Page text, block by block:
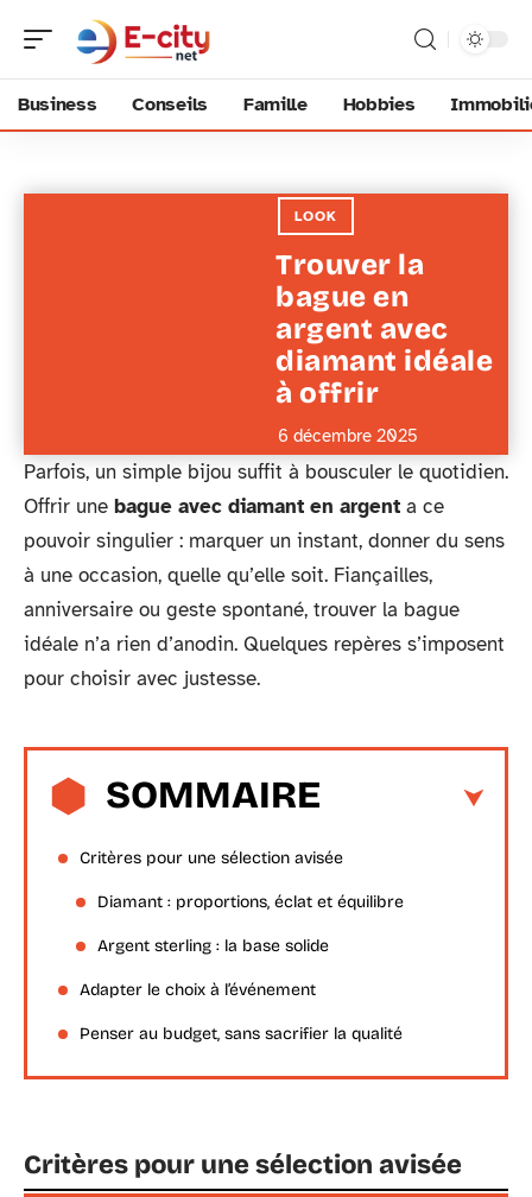
Business Conseils Famille Hobbies
LOOK
Trouver la
bague en
argent avec
diamant idéale
à offrir
6 décembre 2025
Parfois, un simple bijou suffit à bousculer le quotidien.
Offrir une bague avec diamant en argent a ce
pouvoir singulier : marquer un instant, donner du sens
à une occasion, quelle qu’elle soit. Fiançailles,
anniversaire ou geste spontané, trouver la bague
idéale n’a rien d’anodin. Quelques repères s’imposent
pour choisir avec justesse.
SOMMAIRE
Critères pour une sélection avisée
Diamant : proportions, éclat et équilibre
Argent sterling : la base solide
Adapter le choix à l’événement
Penser au budget, sans sacrifier la qualité
Critères pour une sélection avisée